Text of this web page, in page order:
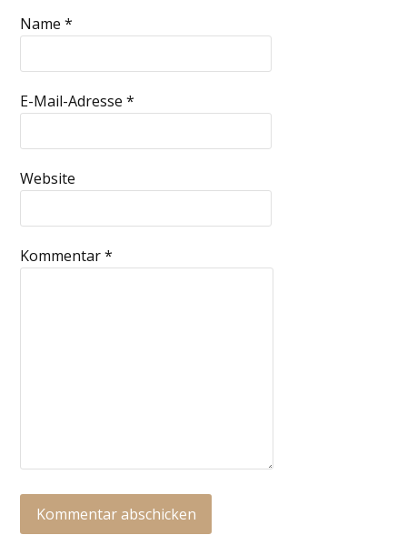
Name*
E-Mail-Adresse*
Website
Kommentar*